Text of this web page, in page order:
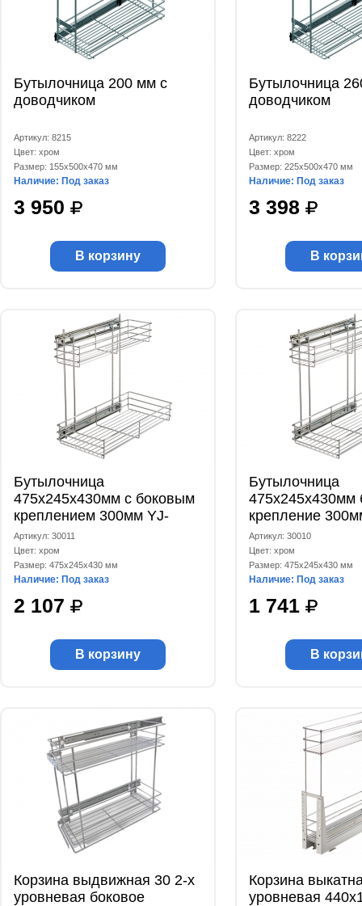
Бутылочница 200 мм с
доводчиком
Артикул: 8215
Цвет: хром
Размер: 155x500x470 мм
Наличие: Под заказ
3 950
В корзину
Бутылочница
доводчиком
Артикул: 8222
Цвет: хром
Размер: 225x500x470 мм
Наличие: Под заказ
3 398
В
Бутылочница
475x245x430мм с боковым
креплением 300мм YJ-
G6004B
Артикул: 30011
Цвет: хром
Размер: 475x245x430 мм
Наличие: Под заказ
2 107
В корзину
Бутылочница
475x245x430мм
крепление
Артикул: 30010
Цвет: хром
Размер: 475x245x430 мм
Наличие: Под заказ
1 741
В
Корзина выдвижная 30 2-х
уровневая боковое
Корзина
уровневая